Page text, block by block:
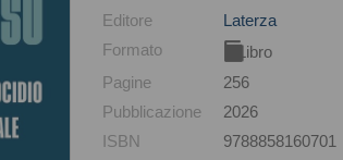
Editore
Laterza
Formato
Libro
Pagine
256
Pubblicazione
2026
ISBN
9788858160701